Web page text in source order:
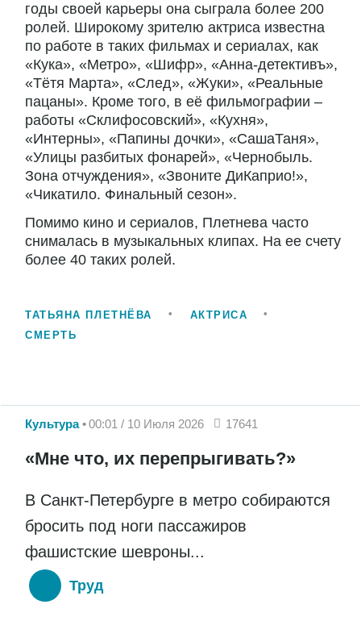
годы своей карьеры она сыграла более 200
ролей. Широкому зрителю актриса известна
по работе в таких фильмах и сериалах, как
«Кука», «Метро», «Шифр», «Анна-детективъ»,
«Тётя Марта», «След», «Жуки», «Реальные
пацаны». Кроме того, в её фильмографии –
работы «Склифосовский», «Кухня»,
«Интерны», «Папины дочки», «СашаТаня»,
«Улицы разбитых фонарей», «Чернобыль.
Зона отчуждения», «Звоните ДиКаприо!»,
«Чикатило. Финальный сезон».
Помимо кино и сериалов, Плетнева часто
снималась в музыкальных клипах. На ее счету
более 40 таких ролей.
ТАТЬЯНА ПЛЕТНЁВА
АКТРИСА
СМЕРТЬ
Культура 00:01 / 10 Июля 2026 17641
«Мне что, их перепрыгивать?»
В Санкт-Петербурге в метро собираются
бросить под ноги пассажиров
фашистские шевроны...
Труд